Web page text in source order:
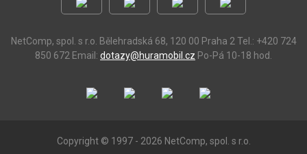
NetComp, spol. s r.o. Bělehradská 68, 120 00 Praha 2 Tel.: +420 724
850 672 Email: dotazy@huramobil.cz Po-Pá 10-18 hod.
Copyright © 1997 - 2026 NetComp, spol. s r.o.